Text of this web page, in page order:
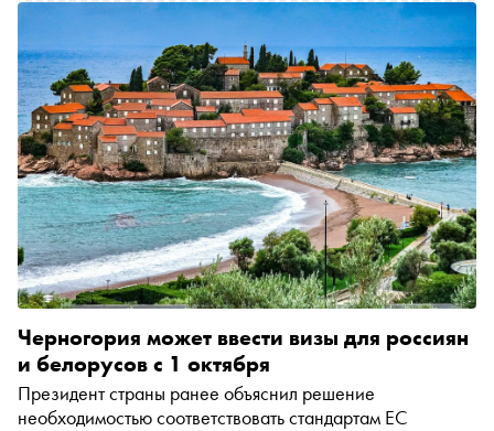
Черногория может ввести визы для россиян
и белорусов с 1 октября
Президент страны ранее объяснил решение
необходимостью соответствовать стандартам ЕС